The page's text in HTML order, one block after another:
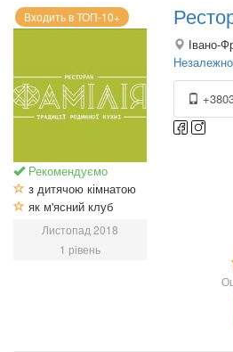
Входить в ТОП-10+
Рекомендуємо
з дитячою кімнатою
як м'ясний клуб
Листопад 2018
1 рівень
Івано-